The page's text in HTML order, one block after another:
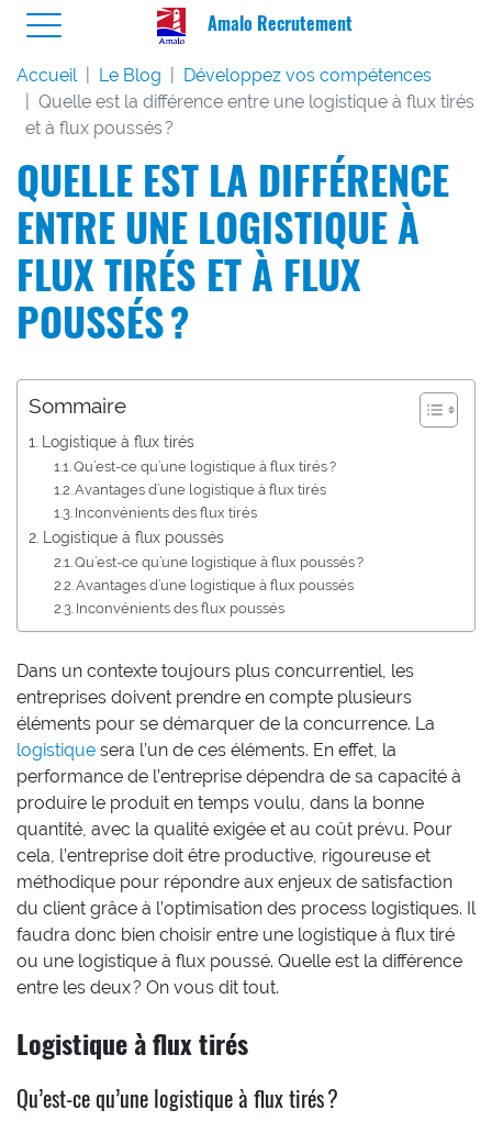
Amalo Recrutement
Accueil Le Blog
Développez vos compétences
Quelle est la différence entre une logistique à flux tirés
et à flux poussés ?
QUELLE EST LA DIFFÉRENCE
ENTRE UNE LOGISTIQUE À
FLUX TIRÉS ET À FLUX
POUSSÉS ?
Sommaire
Logistique à flux tirés
Qu’est-ce qu’une logistique à flux tirés ?
Avantages d’une logistique à flux tirés
Inconvénients des flux tirés
Logistique à flux poussés
Qu’est-ce qu’une logistique à flux poussés ?
Avantages d’une logistique à flux poussés
Inconvénients des flux poussés
Dans un contexte toujours plus concurrentiel, les
entreprises doivent prendre en compte plusieurs
éléments pour se démarquer de la concurrence. La
logistique sera l’un de ces éléments. En effet, la
performance de l’entreprise dépendra de sa capacité à
produire le produit en temps voulu, dans la bonne
quantité, avec la qualité exigée et au coût prévu. Pour
cela, l’entreprise doit être productive, rigoureuse et
méthodique pour répondre aux enjeux de satisfaction
du client grâce à l’optimisation des process logistiques. Il
faudra donc bien choisir entre une logistique à flux tiré
ou une logistique à flux poussé. Quelle est la différence
entre les deux ? On vous dit tout.
Logistique à flux tirés
Qu’est-ce qu’une logistique à flux tirés ?